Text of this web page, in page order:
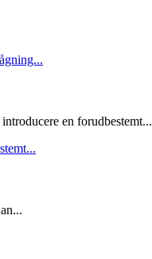
en forudbestemt...